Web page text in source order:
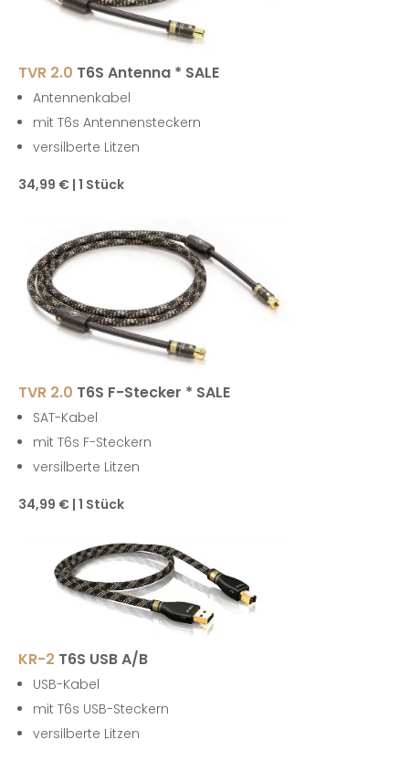
TVR 2.0 T6S Antenna * SALE
Antennenkabel
mit T6s Antennensteckern
versilberte Litzen
34,99 € | 1 Stück
TVR 2.0 T6S F-Stecker * SALE
SAT-Kabel
mit T6s F-Steckern
versilberte Litzen
34,99 € | 1 Stück
KR-2 T6S USB A/B
USB-Kabel
mit T6s USB-Steckern
versilberte Litzen